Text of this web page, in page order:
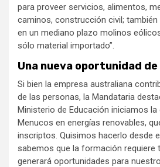
para proveer servicios, alimentos,
caminos, construcción civil;
en un mediano plazo molinos
sólo material importado”.
Una nueva oportunidad
Si bien la empresa australiana
de las personas, la Mandataria
Ministerio de Educación iniciamos la
Menucos en energías renovables,
inscriptos. Quisimos hacerlo desde
sabemos que la formación requiere
generará oportunidades para